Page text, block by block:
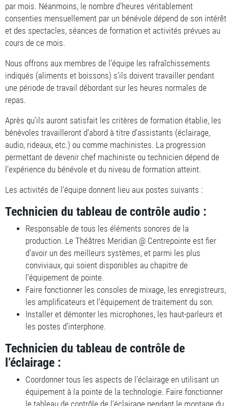
par mois. Néanmoins, le nombre d’heures véritablement
consenties mensuellement par un bénévole dépend de son intérêt
et des spectacles, séances de formation et activités prévues au
cours de ce mois.
Nous offrons aux membres de l’équipe les rafraîchissements
indiqués (aliments et boissons) s’ils doivent travailler pendant
une période de travail débordant sur les heures normales de
repas.
Après qu'ils auront satisfait les critères de formation établie, les
bénévoles travailleront d’abord à titre d’assistants (éclairage,
audio, rideaux, etc.) ou comme machinistes. La progression
permettant de devenir chef machiniste ou technicien dépend de
l’expérience du bénévole et du niveau de formation atteint.
Les activités de l’équipe donnent lieu aux postes suivants :
Technicien du tableau de contrôle audio :
Responsable de tous les éléments sonores de la
production. Le Théâtres Meridian @ Centrepointe est fier
d’avoir un des meilleurs systèmes, et parmi les plus
conviviaux, qui soient disponibles au chapitre de
l’équipement de pointe.
Faire fonctionner les consoles de mixage, les enregistreurs,
les amplificateurs et l’équipement de traitement du son.
Installer et démonter les microphones, les haut-parleurs et
les postes d’interphone.
Technicien du tableau de contrôle de
l’éclairage :
Coordonner tous les aspects de l’éclairage en utilisant un
équipement à la pointe de la technologie. Faire fonctionner